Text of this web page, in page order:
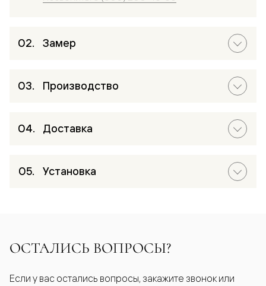
Замер
Производство
Доставка
Установка
ОСТАЛИСЬ ВОПРОСЫ?
Если у вас остались вопросы, закажите звонок или